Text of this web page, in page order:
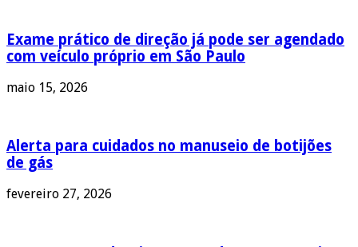
Exame prático de direção já pode ser agendado
com veículo próprio em São Paulo
maio 15, 2026
Alerta para cuidados no manuseio de botijões
de gás
fevereiro 27, 2026